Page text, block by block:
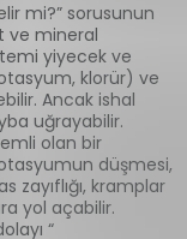
mi?” sorusunun
ve mineral
yiyecek ve
klorür) ve
Ancak ishal
uğrayabilir.
olan bir
düşmesi,
zayıflığı, kramplar
yol açabilir.
“